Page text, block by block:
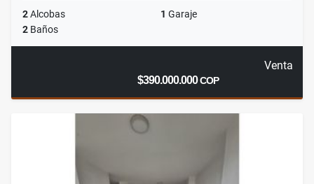
2Alcobas 1 Garaje
2 Baños
Venta
$390.000.000COP